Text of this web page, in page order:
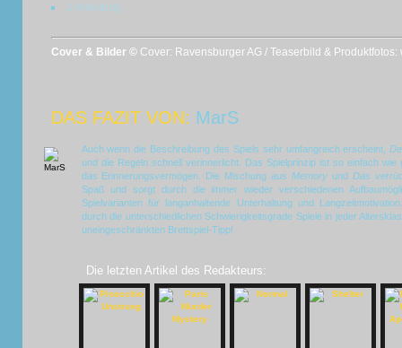
1 Anleitung
Cover & Bilder © Cover: Ravensburger AG / Teaserbild &
DAS FAZIT VON: MarS
Auch wenn die Beschreibung des Spiels sehr umfangreich erscheint,
und die Regeln schnell verinnerlicht. Das Spielprinzip ist so einfach
das Erinnerungsvermögen. Die Mischung ausMemory und Das
Spaß und sorgt durch die immer wieder verschiedenen
Spielvarianten für langanhaltende Unterhaltung und
durch die unterschiedlichen Schwierigkeitsgrade Spiele in jeder
uneingeschränkten Brettspiel-Tipp!
Die letzten Artikel des Redakteurs: